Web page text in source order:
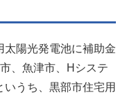
陽光発電池に補助金
、魚津市、Hシステ
うち、黒部市住宅用